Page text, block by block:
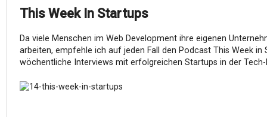
This Week In Startups
Da viele Menschen im Web Development ihre eigenen
arbeiten, empfehle ich auf jeden Fall den Podcast This Week in
wöchentliche Interviews mit erfolgreichen Startups in der Tech-